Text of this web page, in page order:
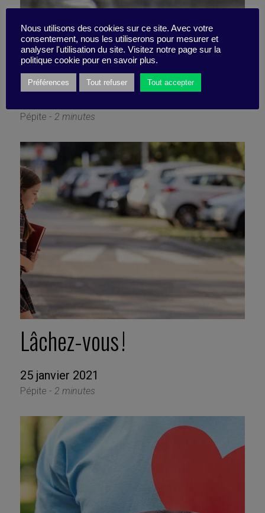
Vers un nouveau « New
Deal » ?
Pépite - 2 minutes
Lâchez-vous !
25 janvier 2021
Pépite - 2 minutes
Nous utilisons des cookies sur ce site. Avec votre
consentement, nous les utiliserons pour mesurer et
analyser l'utilisation du site. Visitez notre page sur la
politique cookie pour en savoir plus.
Préférences Tout refuser Tout accepter